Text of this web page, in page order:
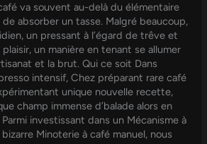
va souvent au-delà du élémentaire
absorber un tasse. Malgré beaucoup,
un pressant à l’égard de trêve et
un manière en tenant se allumer
et la brut. Qui ce soit Dans
intensif, Chez préparant rare café
unique nouvelle recette,
champ immense d’balade alors en
investissant dans un Mécanisme à
Minoterie à café manuel, nous